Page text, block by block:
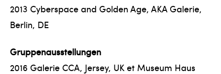
2013 Cyberspace and Golden Age, AKA Galerie,
Berlin, DE
Gruppenausstellungen
2016 Galerie CCA, Jersey, UK et Museum Haus